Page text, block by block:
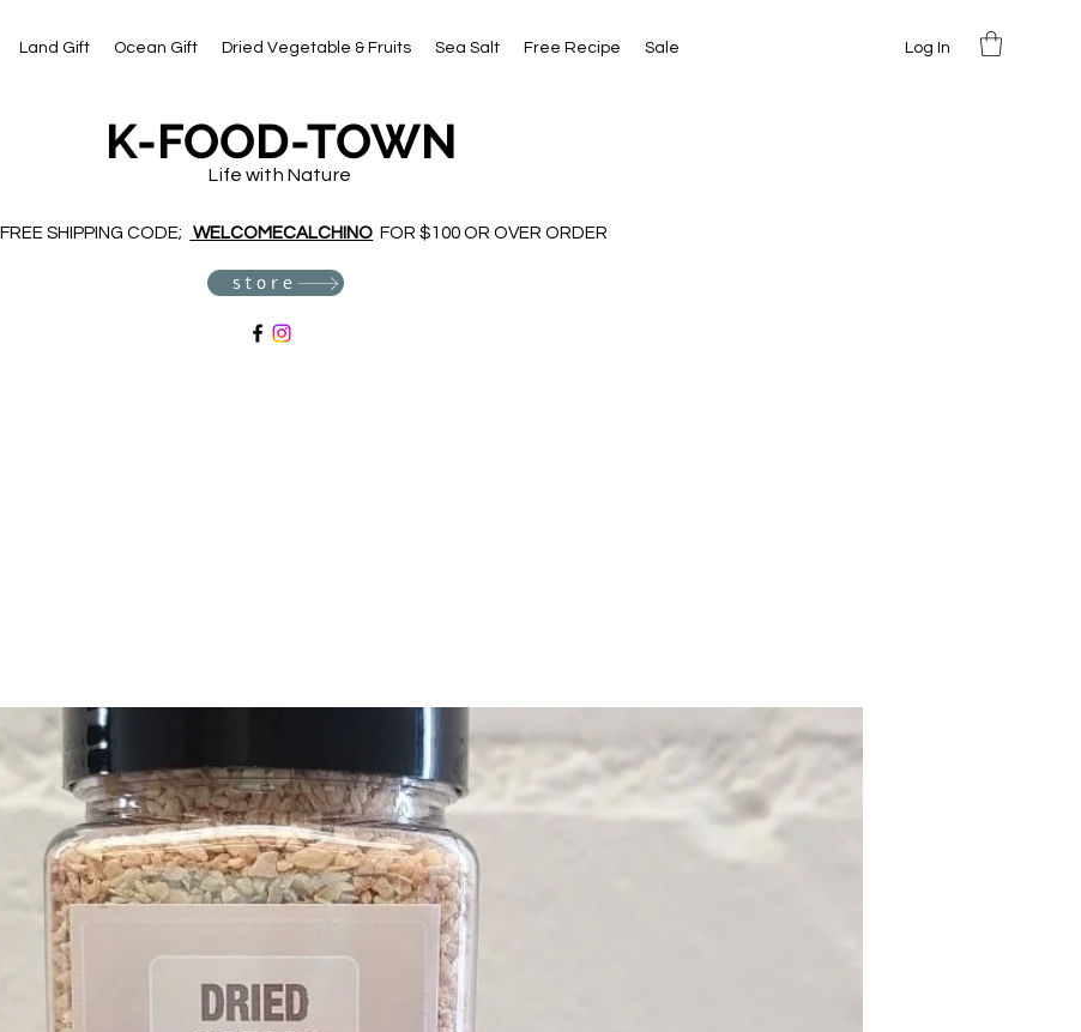
Land Gift Ocean Gift Dried Vegetable & Fruits Sea Salt Free Recipe Sale Log In
K-FOOD-TOWN
SHIPPING CODE; WELCOMECALCHINO FOR $100 OR OVER ORDER
store
Life with Nature